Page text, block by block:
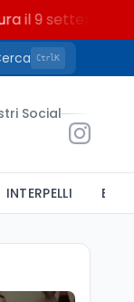
tra
CtrlK
Social
INTERPELLI